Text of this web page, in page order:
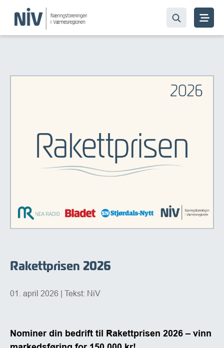
Rakettprisen 2026
01. april 2026 | Tekst: NiV
Nominer din bedrift til Rakettprisen 2026 – vinn